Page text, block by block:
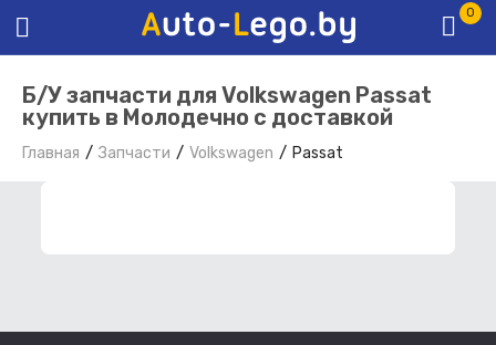
0
Б/У запчасти для Volkswagen Passat
купить в Молодечно с доставкой
Главная Запчасти Volkswagen Passat